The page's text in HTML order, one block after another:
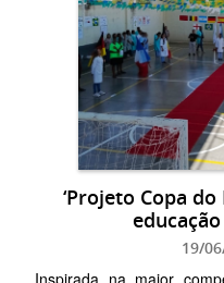
‘Projeto Copa
19/
Inspirada na maior